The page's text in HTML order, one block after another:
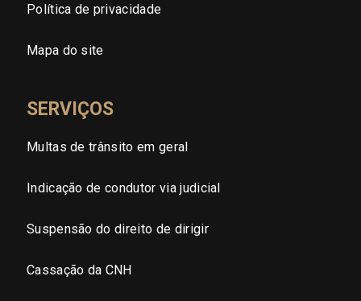
Política de privacidade
Mapa do site
SERVIÇOS
Multas de trânsito em geral
Indicação de condutor via judicial
Suspensão do direito de dirigir
Cassação da CNH